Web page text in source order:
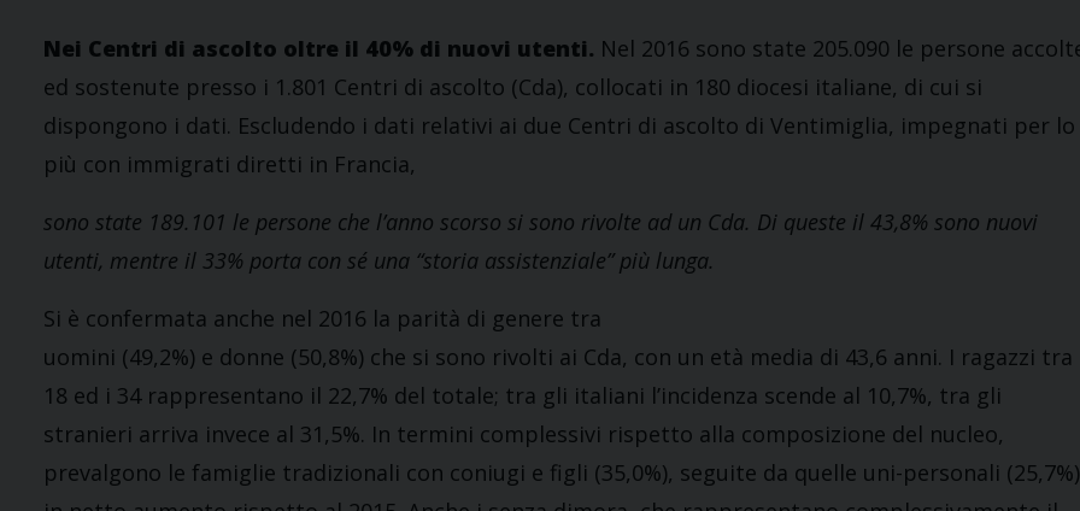
Nei Centri di ascolto oltre il 40% di nuovi utenti. Nel 2016 sono state 205.090 le persone
ed sostenute presso i 1.801 Centri di ascolto (Cda), collocati in 180 diocesi italiane, di cui si
dispongono i dati. Escludendo i dati relativi ai due Centri di ascolto di Ventimiglia, impegnati per lo
più con immigrati diretti in Francia,
sono state 189.101 le persone che l’anno scorso si sono rivolte ad un Cda. Di queste il 43,8% sono nuovi
utenti, mentre il 33% porta con sé una “storia assistenziale” più lunga.
Si è confermata anche nel 2016 la parità di genere tra
uomini (49,2%) e donne (50,8%) che si sono rivolti ai Cda, con un età media di 43,6 anni. I ragazzi tra
18 ed i 34 rappresentano il 22,7% del totale; tra gli italiani l’incidenza scende al 10,7%, tra gli
stranieri arriva invece al 31,5%. In termini complessivi rispetto alla composizione del nucleo,
prevalgono le famiglie tradizionali con coniugi e figli (35,0%), seguite da quelle uni-personali